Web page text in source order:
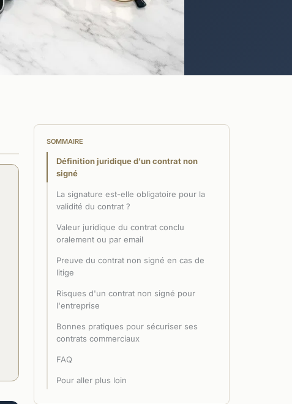
SOMMAIRE
Définition juridique d'un contrat non
signé
La signature est-elle obligatoire pour la
validité du contrat ?
Valeur juridique du contrat conclu
oralement ou par email
Preuve du contrat non signé en cas de
litige
Risques d'un contrat non signé pour
l'entreprise
Bonnes pratiques pour sécuriser ses
contrats commerciaux
FAQ
Pour aller plus loin